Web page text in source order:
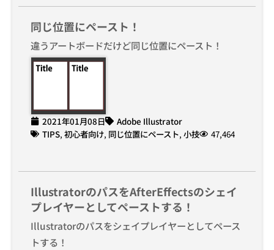
同じ位置にペースト！
違うアートボードだけど同じ位置にペースト！
2021年01月08日
Adobe Illustrator
TIPS, 初心者向け, 同じ位置にペースト, 小技 47,464
IllustratorのパスをAfterEffectsのシェイ
プレイヤーとしてペーストする！
Illustratorのパスをシェイプレイヤーとしてペース
トする！